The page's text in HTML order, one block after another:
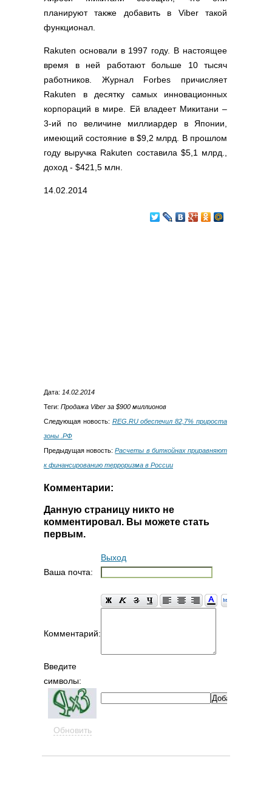
планируют также добавить в Viber такой
функционал.
Rakuten основали в 1997 году. В настоящее
время в ней работают больше 10 тысяч
работников. Журнал Forbes причисляет
Rakuten в десятку самых инновационных
корпораций в мире. Ей владеет Микитани –
3-ий по величине миллиардер в Японии,
имеющий состояние в $9,2 млрд. В прошлом
году выручка Rakuten составила $5,1 млрд.,
доход - $421,5 млн.
14.02.2014
Дата: 14.02.2014
Теги: Продажа Viber за $900 миллионов
Следующая новость: REG.RU обеспечил 82,7% прироста
зоны .РФ
Предыдущая новость:Расчеты в биткойнах приравняют
к финансированию терроризма в России
Комментарии:
Данную страницу никто не
комментировал. Вы можете стать
первым.
Выход
Ваша почта:
Комментарий:
Введите
символы:
Обновить